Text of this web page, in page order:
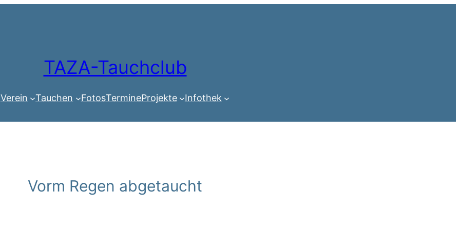
TAZA-Tauchclub
Verein Tauchen FotosTermineProjekte Infothek
Vorm Regen abgetaucht